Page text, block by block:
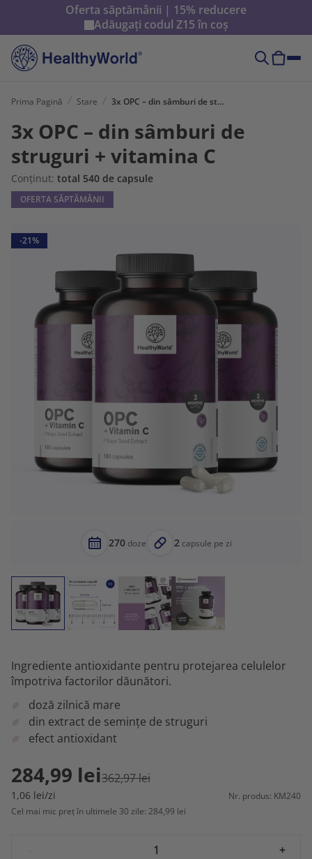
Oferta săptămânii | 15% reducere
Adăugați codul Z15în coș
Prima Pagină Stare 3x OPC – din sâmburi de struguri + vitamina C
3x OPC – din sâmburi de
struguri + vitamina C
Conținut: total 540 de capsule
OFERTA SĂPTĂMÂNII
-21%
270doze 2capsule pe zi
Ingrediente antioxidante pentru protejarea celulelor
împotriva factorilor dăunători.
doză zilnică mare
din extract de semințe de struguri
efect antioxidant
284,99 lei362,97 lei
1,06 lei/zi
Nr. produs: KM240
Cel mai mic preț în ultimele 30 zile: 284,99 lei
+